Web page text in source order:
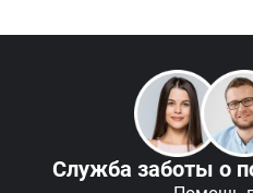
Служба заботы о